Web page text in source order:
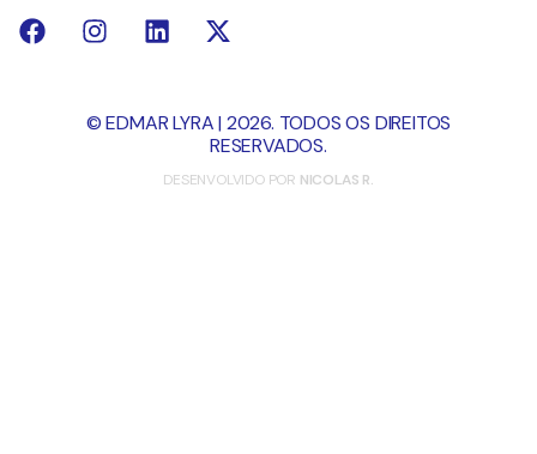
© EDMAR LYRA | 2026. TODOS OS DIREITOS
RESERVADOS.
DESENVOLVIDO POR NICOLAS R.